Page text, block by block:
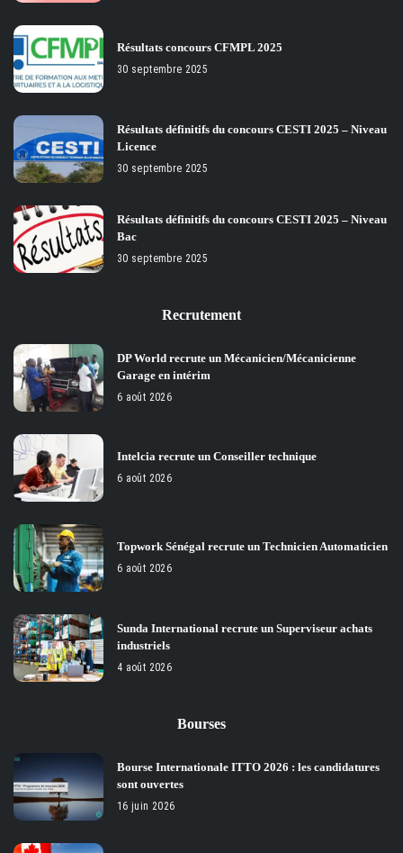
Résultats concours CFMPL 2025
30 septembre 2025
Résultats définitifs du concours CESTI 2025 – Niveau
Licence
30 septembre 2025
Résultats définitifs du concours CESTI 2025 – Niveau
Bac
30 septembre 2025
Recrutement
DP World recrute un Mécanicien/Mécanicienne
Garage en intérim
6 août 2026
Intelcia recrute un Conseiller technique
6 août 2026
Topwork Sénégal recrute un Technicien Automaticien
6 août 2026
Sunda International recrute un Superviseur achats
industriels
4 août 2026
Bourses
Bourse Internationale ITTO 2026 : les candidatures
sont ouvertes
16 juin 2026